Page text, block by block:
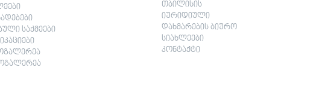
საქმეები
თბილისის
იურიდიული
დახმარების ბიურო
სიახლეები
კონტაქტი